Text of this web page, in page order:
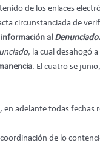
de los enlaces
circunstanciada de
al Denunciado.
, la cual desahogó
. El cuatro se
en adelante todas
de lo